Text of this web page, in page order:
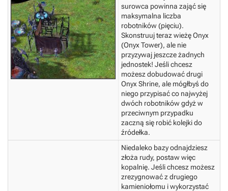
surowca powinna zająć się
maksymalna liczba
robotników (pięciu).
Skonstruuj teraz wieżę Onyx
(Onyx Tower), ale nie
przyzywaj jeszcze żadnych
jednostek! Jeśli chcesz
możesz dobudować drugi
Onyx Shrine, ale mógłbyś do
niego przypisać co najwyżej
dwóch robotników gdyż w
przeciwnym przypadku
zaczną się robić kolejki do
źródełka.
Niedaleko bazy odnajdziesz
złoża rudy, postaw więc
kopalnię. Jeśli chcesz możesz
zrezygnować z drugiego
kamieniołomu i wykorzystać